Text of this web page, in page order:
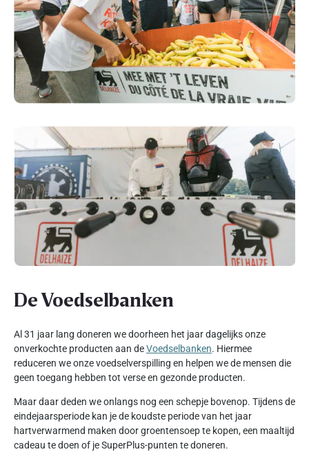
De Voedselbanken
Al 31 jaar lang doneren we doorheen het jaar dagelijks onze
onverkochte producten aan deVoedselbanken. Hiermee
reduceren we onze voedselverspilling en helpen we de mensen die
geen toegang hebben tot verse en gezonde producten.
Maar daar deden we onlangs nog een schepje bovenop. Tijdens de
eindejaarsperiode kan je de koudste periode van het jaar
hartverwarmend maken door groentensoep te kopen, een maaltijd
cadeau te doen of je SuperPlus-punten te doneren.